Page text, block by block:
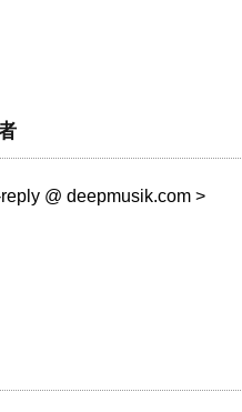
@ deepmusik.com >